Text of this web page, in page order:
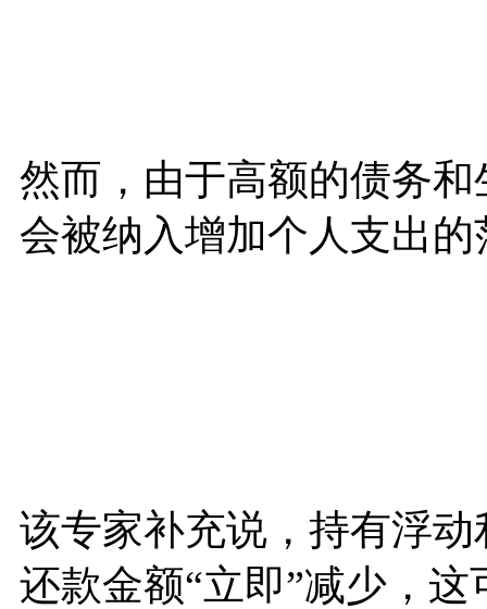
然而，由于高额的债务
会被纳入增加个人支出的
该专家补充说，持有浮
还款金额“立即”减少，